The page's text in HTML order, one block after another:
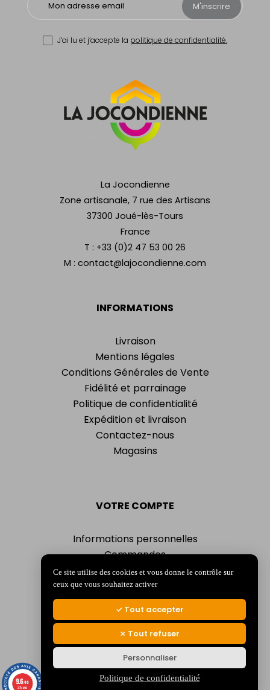
INFORMATIONS
Livraison
Mentions légales
Conditions Générales de Vente
Fidélité et parrainage
Politique de confidentialité
Expédition et livraison
Contactez-nous
Magasins
VOTRE COMPTE
Informations personnelles
Commandes
Adresses
Bons de réduction
Mes alertes
La Jocondienne
Zone artisanale, 7 rue des Artisans
37300 Joué-lès-Tours
France
T : +33 (0)2 47 53 00 26
M : contact@lajocondienne.com
M'inscrire
J’ai lu et j’accepte la politique de confidentialité.
© 2026 La Jocondienne
Mentions légales-Politique de confidentialité
9.6/10
375 avis
Ce site utilise des cookies et vous donne le contrôle sur
ceux que vous souhaitez activer
Tout accepter
Tout refuser
Personnaliser
Politique de confidentialité